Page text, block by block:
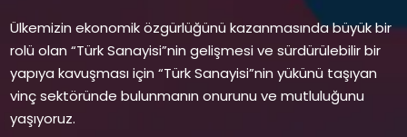
Ülkemizin ekonomik özgürlüğünü kazanmasında büyük bir
rolü olan “Türk Sanayisi”nin gelişmesi ve sürdürülebilir bir
yapıya kavuşması için “Türk Sanayisi”nin yükünü taşıyan
vinç sektöründe bulunmanın onurunu ve mutluluğunu
yaşıyoruz.